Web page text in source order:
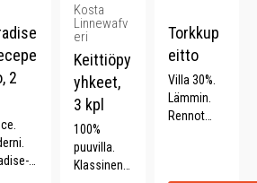
2
Kosta
Linnewafv
eri
Keittiöpy
yhkeet,
3 kpl
100%
puuvilla.
Klassinen
Torkkup
eitto
Villa 30%.
Lämmin.
Rennot